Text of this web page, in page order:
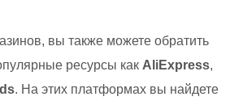
вы также можете обратить
ресурсы как AliExpress,
. На этих платформах вы найдете